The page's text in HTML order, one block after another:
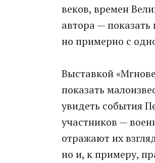
веков, времен
автора —
но примерно с
Выставкой
показать
увидеть события
участников —
отражают их
но и, к примеру,